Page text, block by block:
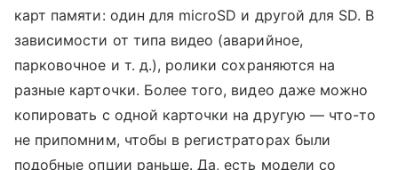
карт памяти: один для microSD и другой для SD. В
зависимости от типа видео (аварийное,
парковочное и т. д.), ролики сохраняются на
разные карточки. Более того, видео даже можно
копировать с одной карточки на другую — что-то
не припомним, чтобы в регистраторах были
подобные опции раньше. Да, есть модели со